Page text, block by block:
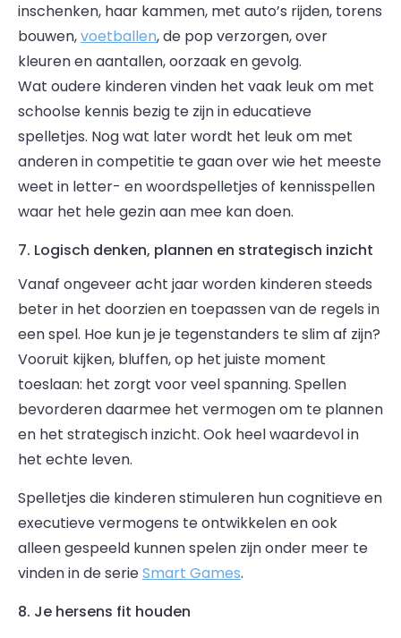
inschenken, haar kammen, met auto’s rijden, torens
bouwen,voetballen, de pop verzorgen, over
kleuren en aantallen, oorzaak en gevolg.
Wat oudere kinderen vinden het vaak leuk om met
schoolse kennis bezig te zijn in educatieve
spelletjes. Nog wat later wordt het leuk om met
anderen in competitie te gaan over wie het meeste
weet in letter- en woordspelletjes of kennisspellen
waar het hele gezin aan mee kan doen.
7. Logisch denken, plannen en strategisch inzicht
Vanaf ongeveer acht jaar worden kinderen steeds
beter in het doorzien en toepassen van de regels in
een spel. Hoe kun je je tegenstanders te slim af zijn?
Vooruit kijken, bluffen, op het juiste moment
toeslaan: het zorgt voor veel spanning. Spellen
bevorderen daarmee het vermogen om te plannen
en het strategisch inzicht. Ook heel waardevol in
het echte leven.
Spelletjes die kinderen stimuleren hun cognitieve en
executieve vermogens te ontwikkelen en ook
alleen gespeeld kunnen spelen zijn onder meer te
vinden in de serieSmart Games.
8. Je hersens fit houden